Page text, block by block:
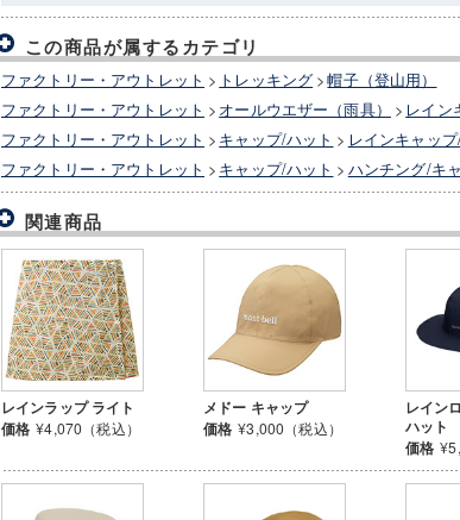
この商品が属するカテゴリ
ファクトリー・アウトレット > トレッキング >帽子（登山用）
ファクトリー・アウトレット > オールウエザー（雨具） > レイン
ファクトリー・アウトレット > キャップ/ハット > レインキャッ
ファクトリー・アウトレット > キャップ/ハット > ハンチング/キ
関連商品
レインラップ ライト
価格 ¥4,070（税込）
メドー キャップ
価格 ¥3,000（税込）
レイン
ハット
価格